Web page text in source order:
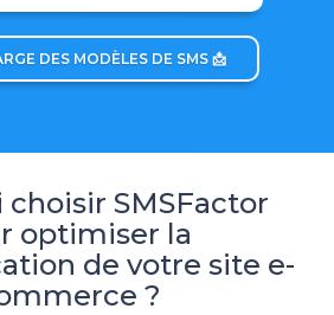
DES MODÈLES DE SMS 📩
SMSFactor
optimiser la
de votre site e-
?